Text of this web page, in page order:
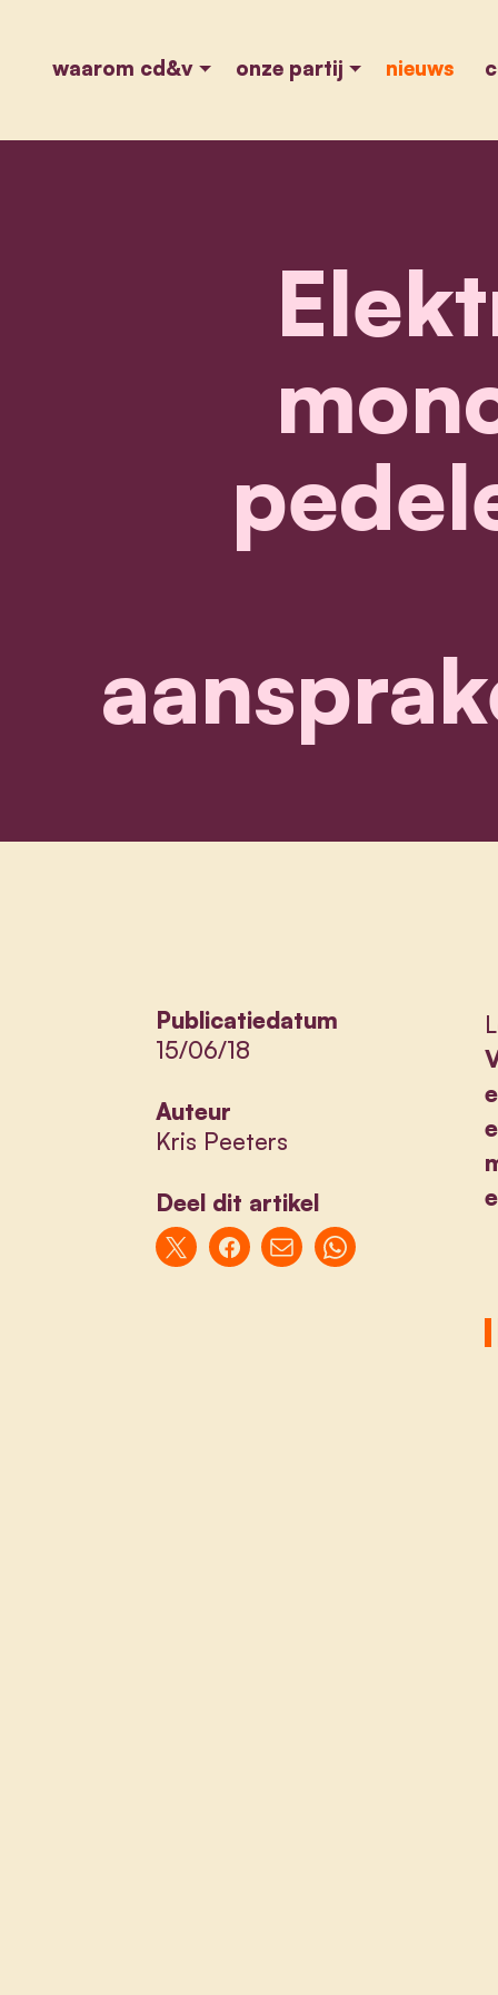
waarom cd&v onze partij nieuws
Publicatiedatum
15/06/18
Auteur
Kris Peeters
Deel dit artikel